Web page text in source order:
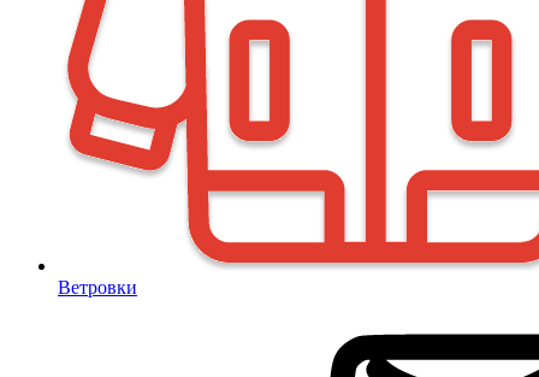
Ветровки